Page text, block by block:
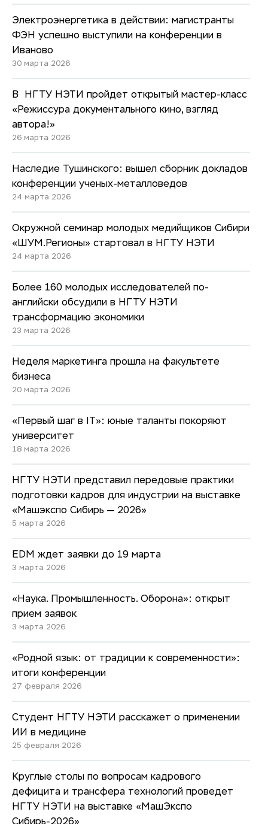
Электроэнергетика в действии: магистранты
ФЭН успешно выступили на конференции в
Иваново
30 марта 2026
В НГТУ НЭТИ пройдет открытый мастер-класс
«Режиссура документального кино, взгляд
автора!»
26 марта 2026
Наследие Тушинского: вышел сборник докладов
конференции ученых-металловедов
24 марта 2026
Окружной семинар молодых медийщиков Сибири
«ШУМ.Регионы» стартовал в НГТУ НЭТИ
24 марта 2026
Более 160 молодых исследователей по-
английски обсудили в НГТУ НЭТИ
трансформацию экономики
23 марта 2026
Неделя маркетинга прошла на факультете
бизнеса
20 марта 2026
«Первый шаг в IT»: юные таланты покоряют
университет
18 марта 2026
НГТУ НЭТИ представил передовые практики
подготовки кадров для индустрии на выставке
«Машэкспо Сибирь — 2026»
5 марта 2026
EDM ждет заявки до 19 марта
3 марта 2026
«Наука. Промышленность. Оборона»: открыт
прием заявок
3 марта 2026
«Родной язык: от традиции к современности»:
итоги конференции
27 февраля 2026
Студент НГТУ НЭТИ расскажет о применении
ИИ в медицине
25 февраля 2026
Круглые столы по вопросам кадрового
дефицита и трансфера технологий проведет
НГТУ НЭТИ на выставке «МашЭкспо